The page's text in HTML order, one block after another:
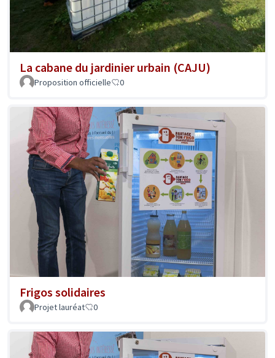
La cabane du jardinier urbain (CAJU)
Proposition officielle 0
Frigos solidaires
Projet lauréat 0